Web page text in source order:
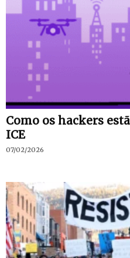
Como os hackers
ICE
07/02/2026